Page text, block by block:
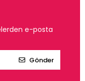
e-posta
Gönder